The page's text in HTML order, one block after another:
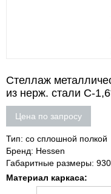
Стеллаж
из нерж. стали С-
Цена по запросу
Тип: со сплошной полкой
Бренд: Hessen
Габаритные размеры:
Материал каркаса: